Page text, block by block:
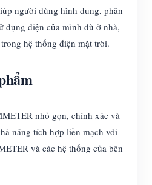
người dùng hình dung, phân
dụng điện của mình dù ở nhà,
hệ thống điện mặt trời.
nhỏ gọn, chính xác và
năng tích hợp liền mạch với
và các hệ thống của bên